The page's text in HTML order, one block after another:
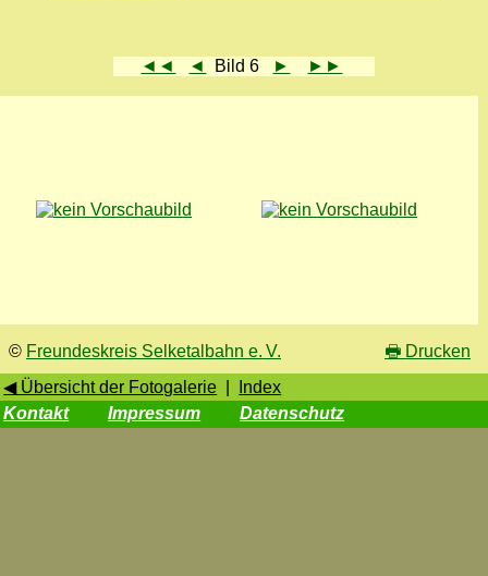
◄◄ ◄ Bild 6 ► ►►
© Freundeskreis Selketalbahn e. V. 🖶 Drucken
◀ Übersicht der Fotogalerie
Index
Kontakt
Impressum Datenschutz